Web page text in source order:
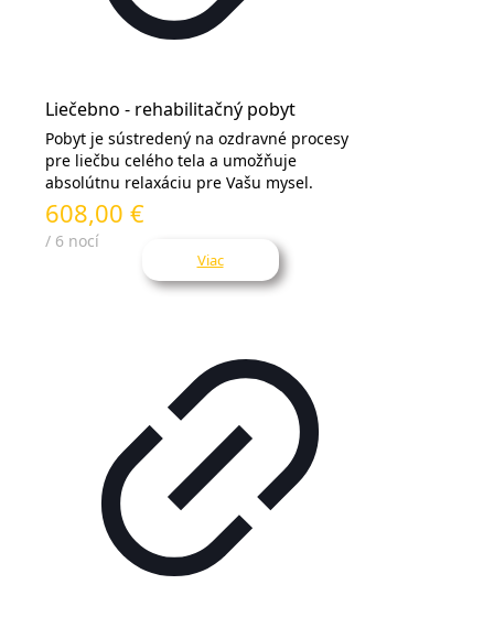
Liečebno - rehabilitačný pobyt
Pobyt je sústredený na ozdravné procesy
pre liečbu celého tela a umožňuje
absolútnu relaxáciu pre Vašu mysel.
608,00 €
/ 6 nocí
Viac